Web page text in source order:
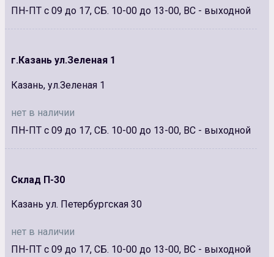
ПН-ПТ с 09 до 17, СБ. 10-00 до 13-00, ВС - выходной
г.Казань ул.Зеленая 1
Казань, ул.Зеленая 1
нет в наличии
ПН-ПТ с 09 до 17, СБ. 10-00 до 13-00, ВС - выходной
Склад П-30
Казань ул. Петербургская 30
нет в наличии
ПН-ПТ с 09 до 17, СБ. 10-00 до 13-00, ВС - выходной